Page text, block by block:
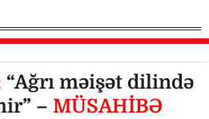
“Ağrı məişət dilində
– MÜSAHİBƏ